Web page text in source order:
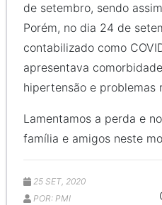
de setembro, sendo
Porém, no dia 24 de
contabilizado como
apresentava
hipertensão e problemas
Lamentamos a perda e
família e amigos neste
25 SET, 2020
POR: PMI